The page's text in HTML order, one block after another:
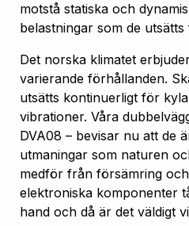
motstå statiska och
belastningar som de utsätts
Det norska klimatet
varierande förhållanden.
utsätts kontinuerligt för
vibrationer. Våra
DVA08 – bevisar nu att de
utmaningar som naturen
medför från försämring
elektroniska komponenter
hand och då är det väldigt